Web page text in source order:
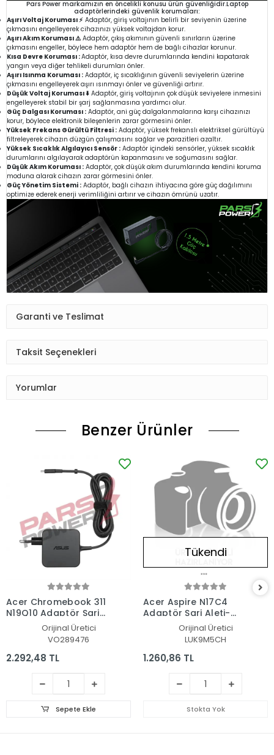
Pars Power markamızın en öncelikli konusu ürün güvenliğidir.Laptop
adaptörlerindeki güvenlik korumaları:
Aşırı Voltaj Koruması ⚡ Adaptör, giriş voltajının belirli bir seviyenin üzerine
çıkmasını engelleyerek cihazınızı yüksek voltajdan korur.
Aşırı Akım Koruması ⚠️Adaptör, çıkış akımının güvenli sınırların üzerine
çıkmasını engeller, böylece hem adaptör hem de bağlı cihazlar korunur.
Kısa Devre Koruması :Adaptör, kısa devre durumlarında kendini kapatarak
yangın veya diğer tehlikeli durumları önler.
Aşırı Isınma Koruması : Adaptör, iç sıcaklığının güvenli seviyelerin üzerine
çıkmasını engelleyerek aşırı ısınmayı önler ve güvenliği artırır.
Düşük Voltaj Koruması ⬇️ Adaptör, giriş voltajının çok düşük seviyelere inmesini
engelleyerek stabil bir şarj sağlanmasına yardımcı olur.
Güç Dalgası Koruması : Adaptör, ani güç dalgalanmalarına karşı cihazınızı
korur, böylece elektronik bileşenlerin zarar görmesini önler.
Yüksek Frekans Gürültü Filtresi : Adaptör, yüksek frekanslı elektriksel gürültüyü
filtreleyerek cihazın düzgün çalışmasını sağlar ve parazitleri azaltır.
Yüksek Sıcaklık Algılayıcı Sensör : Adaptör içindeki sensörler, yüksek sıcaklık
durumlarını algılayarak adaptörün kapanmasını ve soğumasını sağlar.
Düşük Akım Koruması : Adaptör, çok düşük akım durumlarında kendini koruma
moduna alarak cihazın zarar görmesini önler.
Güç Yönetim Sistemi : Adaptör, bağlı cihazın ihtiyacına göre güç dağılımını
optimize ederek enerji verimliliğini artırır ve cihazın ömrünü uzatır.
Garanti ve Teslimat
Taksit Seçenekleri
Yorumlar
Benzer Ürünler
Acer Chromebook 311
N19Q10 Adaptör Şarj
Aleti-CihazıOrijinal Üretici
VO289476
2.292,48 TL
Sepete Ekle
Tükendi
Acer Aspire N17C4
Adaptör Şarj Aleti-
Orijinal Üretici
LUK9M5CH
1.260,86 TL
Stokta Yok